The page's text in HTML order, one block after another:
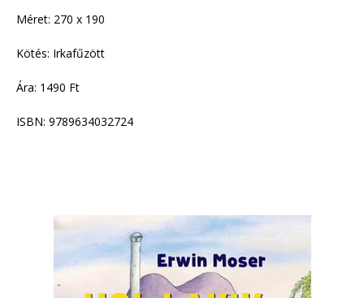
Méret: 270 x 190
Kötés: Irkafűzött
Ára: 1490 Ft
ISBN: 9789634032724